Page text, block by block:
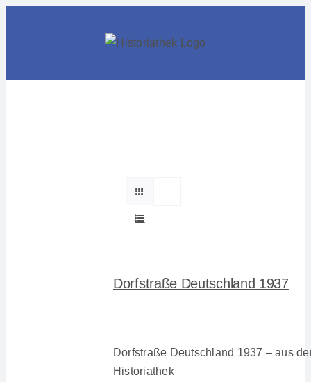
Dorfstraße Deutschland 1937
Dorfstraße Deutschland 1937 – aus
Historiathek